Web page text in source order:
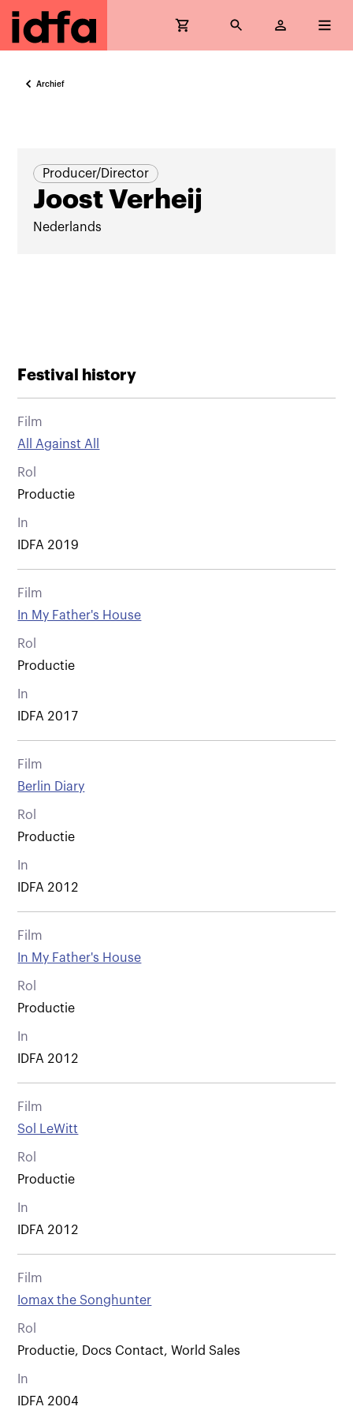
Archief
Producer/Director
Joost Verheij
Nederlands
Festival history
Film
All Against All
Rol
Productie
In
IDFA 2019
Film
In My Father's House
Rol
Productie
In
IDFA 2017
Film
Berlin Diary
Rol
Productie
In
IDFA 2012
Film
In My Father's House
Rol
Productie
In
IDFA 2012
Film
Sol LeWitt
Rol
Productie
In
IDFA 2012
Film
Iomax the Songhunter
Rol
Productie, Docs Contact, World Sales
In
IDFA 2004